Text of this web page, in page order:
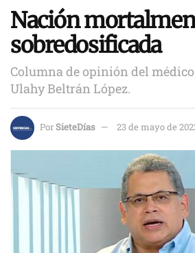
Nación
sobredosificada
Columna de opinión del
Ulahy Beltrán López.
PorSieteDías 23 de mayo de